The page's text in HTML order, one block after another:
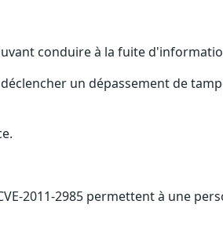
conduire à la fuite
un dépassement de
2011-2985 permettent à une